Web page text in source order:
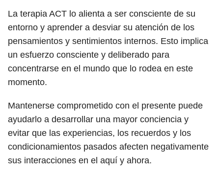
La terapia ACT lo alienta a ser consciente de su
entorno y aprender a desviar su atención de los
pensamientos y sentimientos internos. Esto implica
un esfuerzo consciente y deliberado para
concentrarse en el mundo que lo rodea en este
momento.
Mantenerse comprometido con el presente puede
ayudarlo a desarrollar una mayor conciencia y
evitar que las experiencias, los recuerdos y los
condicionamientos pasados ​​afecten negativamente
sus interacciones en el aquí y ahora.